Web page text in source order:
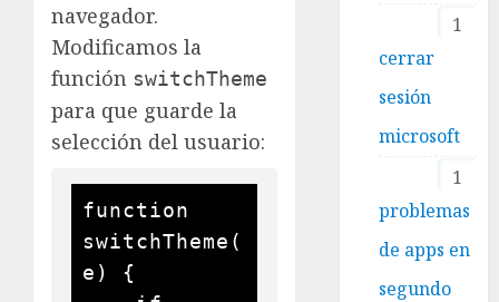
navegador.
Modificamos la
función switchTheme
para que guarde la
selección del usuario:
function
switchTheme(
e) {
1
cerrar
sesión
microsoft
1
problemas
de apps en
segundo